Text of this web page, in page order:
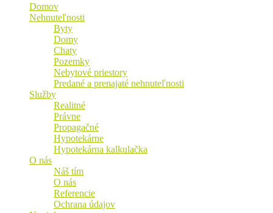
Domov
Nehnuteľnosti
Byty
Domy
Chaty
Pozemky
Nebytové priestory
Predané a prenajaté nehnuteľnosti
Služby
Realitné
Právne
Propagačné
Hypotekárne
Hypotekárna kalkulačka
O nás
Náš tím
O nás
Referencie
Ochrana údajov